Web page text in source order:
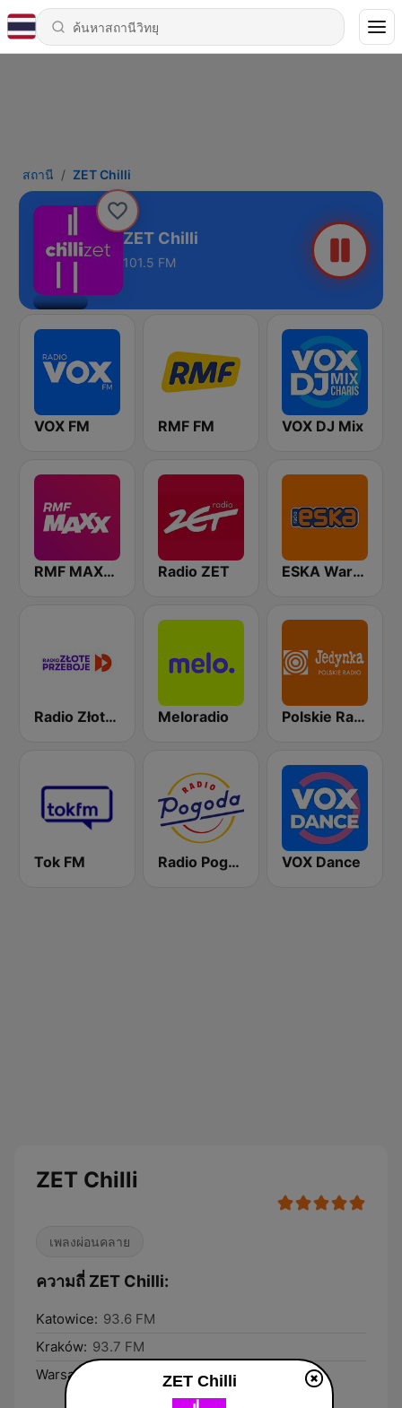
สถานี ZET Chilli
ZET Chilli
101.5 FM
VOX FM RMF FM VOX DJ Mix
RMF MAXXX Radio ZET ESKA Warszawa
Radio Złote Przeboje Meloradio Polskie Radio Program I (PR1) Jedynka
Tok FM Radio Pogoda VOX Dance
ZET Chilli
เพลงผ่อนคลาย
ความถี่ ZET Chilli:
Katowice: 93.6 FM
Kraków: 93.7 FM
Warsaw:
ZET Chilli